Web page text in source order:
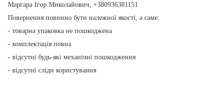
Маргара Ігор Миколайович, +380936381151
Повернення повинно бути належної якості, а саме:
- товарна упаковка не пошкоджена
- комплектація повна
- відсутні будь-які механічні пошкодження
- відсутні сліди користування